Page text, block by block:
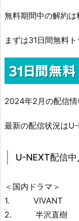
無料期間中の解約
まずは31日間無料ト
2024年2月の配信情
最新の配信状況はU-
U-NEXT配信
＜国内ドラマ＞
1. VIVANT
2. 半沢直樹